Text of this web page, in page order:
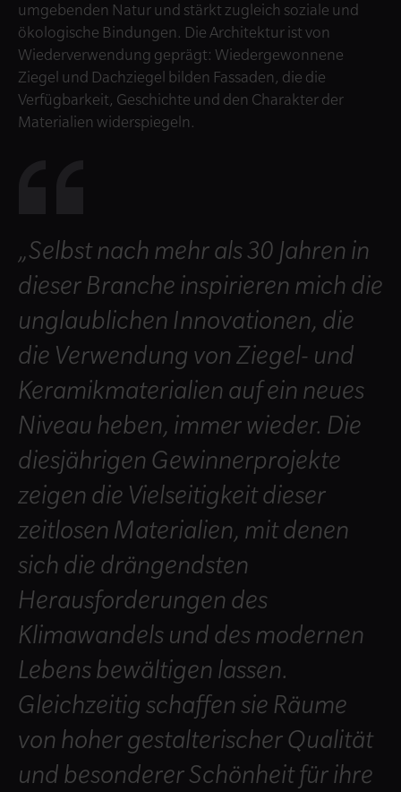
umgebenden Natur und stärkt zugleich soziale und
ökologische Bindungen. Die Architektur ist von
Wiederverwendung geprägt: Wiedergewonnene
Ziegel und Dachziegel bilden Fassaden, die die
Verfügbarkeit, Geschichte und den Charakter der
Materialien widerspiegeln.
„Selbst nach mehr als 30 Jahren in
dieser Branche inspirieren mich die
unglaublichen Innovationen, die
die Verwendung von Ziegel- und
Keramikmaterialien auf ein neues
Niveau heben, immer wieder. Die
diesjährigen Gewinnerprojekte
zeigen die Vielseitigkeit dieser
zeitlosen Materialien, mit denen
sich die drängendsten
Herausforderungen des
Klimawandels und des modernen
Lebens bewältigen lassen.
Gleichzeitig schaffen sie Räume
von hoher gestalterischer Qualität
und besonderer Schönheit für ihre